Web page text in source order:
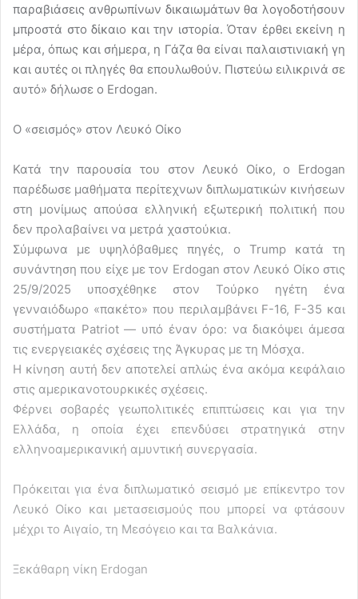
παραβιάσεις ανθρωπίνων δικαιωμάτων θα λογοδοτήσουν
μπροστά στο δίκαιο και την ιστορία. Όταν έρθει εκείνη η
μέρα, όπως και σήμερα, η Γάζα θα είναι παλαιστινιακή γη
και αυτές οι πληγές θα επουλωθούν. Πιστεύω ειλικρινά σε
αυτό» δήλωσε ο Erdogan.
Ο «σεισμός» στον Λευκό Οίκο
Κατά την παρουσία του στον Λευκό Οίκο, ο Erdogan
παρέδωσε μαθήματα περίτεχνων διπλωματικών κινήσεων
στη μονίμως απούσα ελληνική εξωτερική πολιτική που
δεν προλαβαίνει να μετρά χαστούκια.
Σύμφωνα με υψηλόβαθμες πηγές, ο Trump κατά τη
συνάντηση που είχε με τον Erdogan στον Λευκό Οίκο στις
25/9/2025 υποσχέθηκε στον Τούρκο ηγέτη ένα
γενναιόδωρο «πακέτο» που περιλαμβάνει F-16, F-35 και
συστήματα Patriot — υπό έναν όρο: να διακόψει άμεσα
τις ενεργειακές σχέσεις της Άγκυρας με τη Μόσχα.
Η κίνηση αυτή δεν αποτελεί απλώς ένα ακόμα κεφάλαιο
στις αμερικανοτουρκικές σχέσεις.
Φέρνει σοβαρές γεωπολιτικές επιπτώσεις και για την
Ελλάδα, η οποία έχει επενδύσει στρατηγικά στην
ελληνοαμερικανική αμυντική συνεργασία.
Πρόκειται για ένα διπλωματικό σεισμό με επίκεντρο τον
Λευκό Οίκο και μετασεισμούς που μπορεί να φτάσουν
μέχρι το Αιγαίο, τη Μεσόγειο και τα Βαλκάνια.
Ξεκάθαρη νίκη Erdogan